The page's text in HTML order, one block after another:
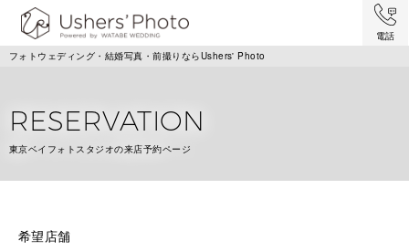
電話
フォトウェディング・結婚写真・前撮りならUshers' Photo
RESERVATION
東京ベイフォトスタジオの来店予約ページ
希望店舗